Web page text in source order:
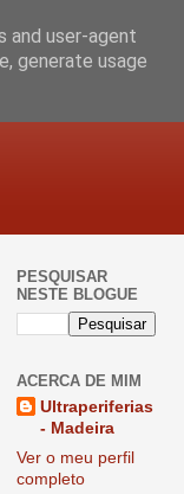
PESQUISAR
NESTE BLOGUE
ACERCA DE MIM
Ultraperiferias
- Madeira
Ver o meu perfil
completo
and user-agent
generate usage